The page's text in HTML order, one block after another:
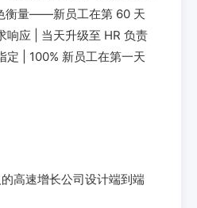
衡量——新员工在第 60 天
响应 | 当天升级至 HR 负责
| 100% 新员工在第一天
高速增长公司设计端到端